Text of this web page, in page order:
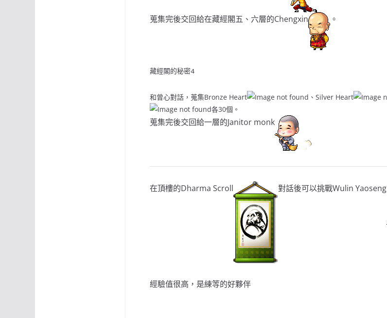
蒐集完後交回給在藏經閣五、六層的Chengxin 。
藏經閣的秘密4
和曾心對話，蒐集Bronze Heart 、Silver Heart
各30個。
蒐集完後交回給一層的Janitor monk
在頂樓的Dharma Scroll 對話後可以挑戰Wulin Yaoseng
經驗值很高，是練等的好夥伴